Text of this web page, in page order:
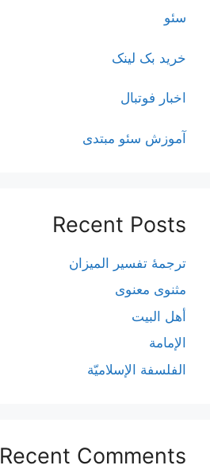
سئو
خرید بک لینک
اخبار فوتبال
آموزش سئو مبتدی
Recent Posts
ترجمۀ تفسیر المیزان
مثنوی معنوی
أهل البيت
الإمامة
الفلسفة الإسلاميّة
Recent Comments